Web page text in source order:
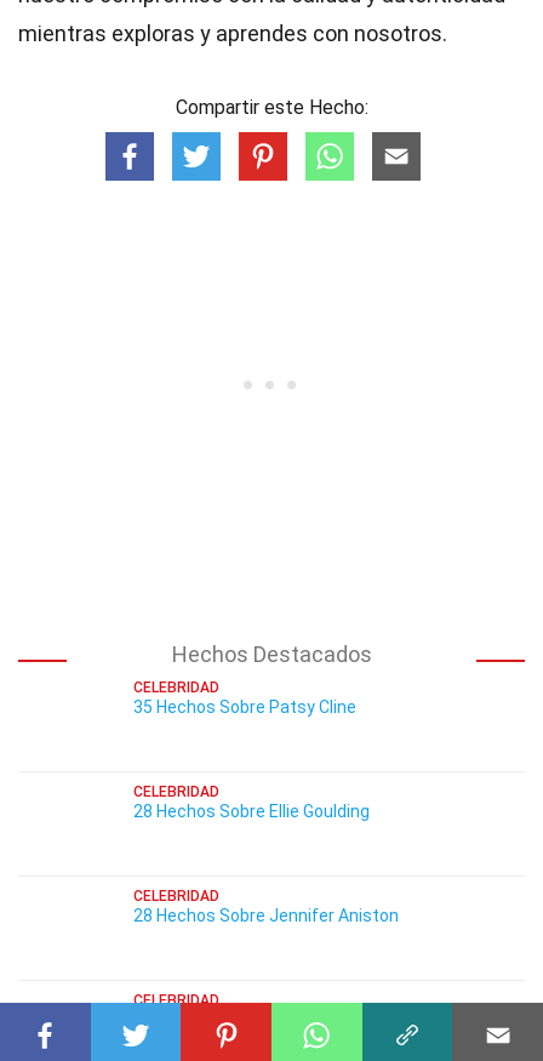
mientras exploras y aprendes con nosotros.
Compartir este Hecho:
Hechos Destacados
CELEBRIDAD
35 Hechos Sobre Patsy Cline
CELEBRIDAD
28 Hechos Sobre Ellie Goulding
CELEBRIDAD
28 Hechos Sobre Jennifer Aniston
CELEBRIDAD
32 Hechos Sobre Milan Kundera